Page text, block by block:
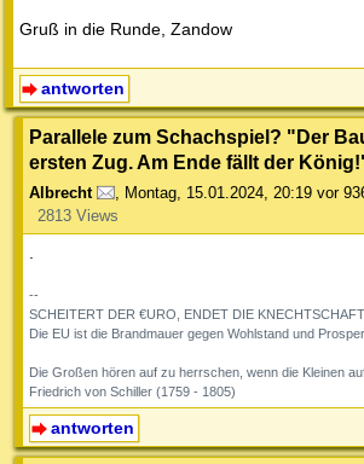
Gruß in die Runde, Zandow
antworten
Parallele zum Schachspiel? "Der
ersten Zug. Am Ende fällt der
Albrecht , Montag, 15.01.2024, 20:19 vor
2813 Views
.
--
SCHEITERT DER €URO, ENDET DIE
Die EU ist die Brandmauer gegen Wohlstand und
Die Großen hören auf zu herrschen, wenn die Kleinen
Friedrich von Schiller (1759 - 1805)
antworten